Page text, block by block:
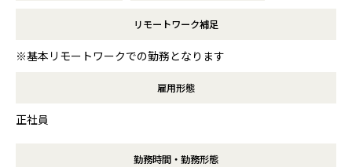
リモートワーク補足
※基本リモートワークでの勤務となります
雇用形態
正社員
勤務時間・勤務形態